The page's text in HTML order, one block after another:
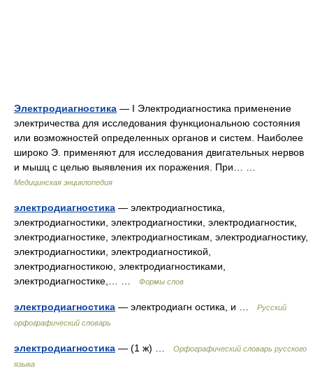
Электродиагностика — I Электродиагностика применение
электричества для исследования функциональною состояния
или возможностей определенных органов и систем. Наиболее
широко Э. применяют для исследования двигательных нервов
и мышц с целью выявления их поражения. При… …
Медицинская энциклопедия
электродиагностика — электродиагностика,
электродиагностики, электродиагностики, электродиагностик,
электродиагностике, электродиагностикам, электродиагностику,
электродиагностики, электродиагностикой,
электродиагностикою, электродиагностиками,
электродиагностике,… …
Формы слов
электродиагностика — электродиагн остика, и …
Русский
орфографический словарь
электродиагностика — (1 ж) …
Орфографический словарь русского
языка